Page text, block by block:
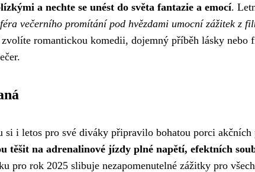
a nechte se unést do světa fantazie a emocí.
večerního promítání pod hvězdami umocní zážitek z
romantickou komedii, dojemný příběh lásky
si i letos pro své diváky připravilo bohatou porci akčních
těšit na adrenalinové jízdy plné napětí, efektních
pro rok 2025 slibuje nezapomenutelné zážitky pro